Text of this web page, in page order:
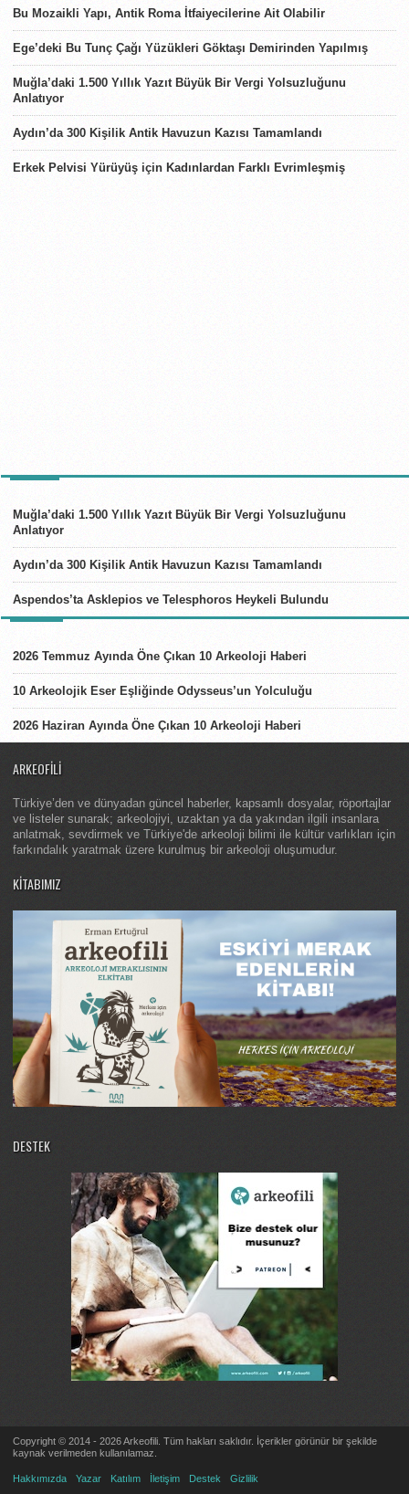
Bu Mozaikli Yapı, Antik Roma İtfaiyecilerine Ait Olabilir
Ege’deki Bu Tunç Çağı Yüzükleri Göktaşı Demirinden Yapılmış
Muğla’daki 1.500 Yıllık Yazıt Büyük Bir Vergi Yolsuzluğunu
Anlatıyor
Aydın’da 300 Kişilik Antik Havuzun Kazısı Tamamlandı
Erkek Pelvisi Yürüyüş için Kadınlardan Farklı Evrimleşmiş
Muğla’daki 1.500 Yıllık Yazıt Büyük Bir Vergi Yolsuzluğunu
Anlatıyor
Aydın’da 300 Kişilik Antik Havuzun Kazısı Tamamlandı
Aspendos’ta Asklepios ve Telesphoros Heykeli Bulundu
2026 Temmuz Ayında Öne Çıkan 10 Arkeoloji Haberi
10 Arkeolojik Eser Eşliğinde Odysseus’un Yolculuğu
2026 Haziran Ayında Öne Çıkan 10 Arkeoloji Haberi
ARKEOFILI
Türkiye’den ve dünyadan güncel haberler, kapsamlı dosyalar, röportajlar
ve listeler sunarak; arkeolojiyi, uzaktan ya da yakından ilgili insanlara
anlatmak, sevdirmek ve Türkiye'de arkeoloji bilimi ile kültür varlıkları için
farkındalık yaratmak üzere kurulmuş bir arkeoloji oluşumudur.
KITABIMIZ
DESTEK
Copyright © 2014 - 2026 Arkeofili. Tüm hakları saklıdır. İçerikler görünür bir şekilde
kaynak verilmeden kullanılamaz.
Hakkımızda Yazar Katılım İletişim Destek Gizlilik